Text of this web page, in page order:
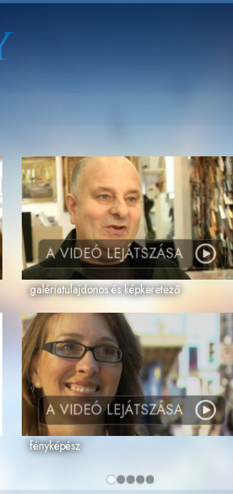
A VIDEÓ LEJÁTSZÁSA
galériatulajdonos és képkeretező
A VIDEÓ LEJÁTSZÁSA
fényképész